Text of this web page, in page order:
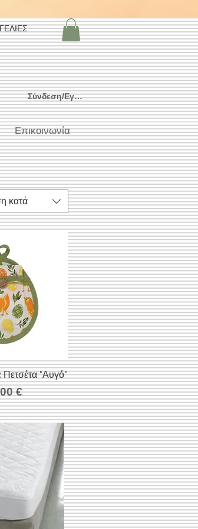
Σύνδεση/Εγγραφή
Επικοινωνία
κατά
προβολή
Πετσέτα "Αυγό"
€